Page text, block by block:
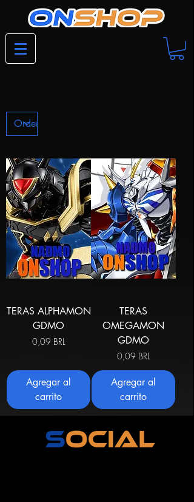
TERAS ALPHAMON
GDMO
Precio
0,09 BRL
Agregar al
carrito
TERAS
OMEGAMON
GDMO
Precio
0,09 BRL
Agregar al
carrito